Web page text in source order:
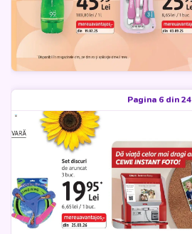
Pagina 6 din 24